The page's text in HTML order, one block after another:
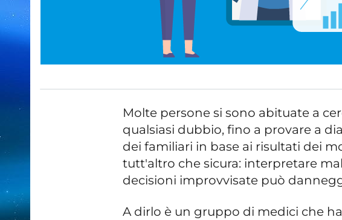
Molte persone si sono abituate a
qualsiasi dubbio, fino a provare a
dei familiari in base ai risultati dei
tutt'altro che sicura: interpretare
decisioni improvvisate può
A dirlo è un gruppo di medici che